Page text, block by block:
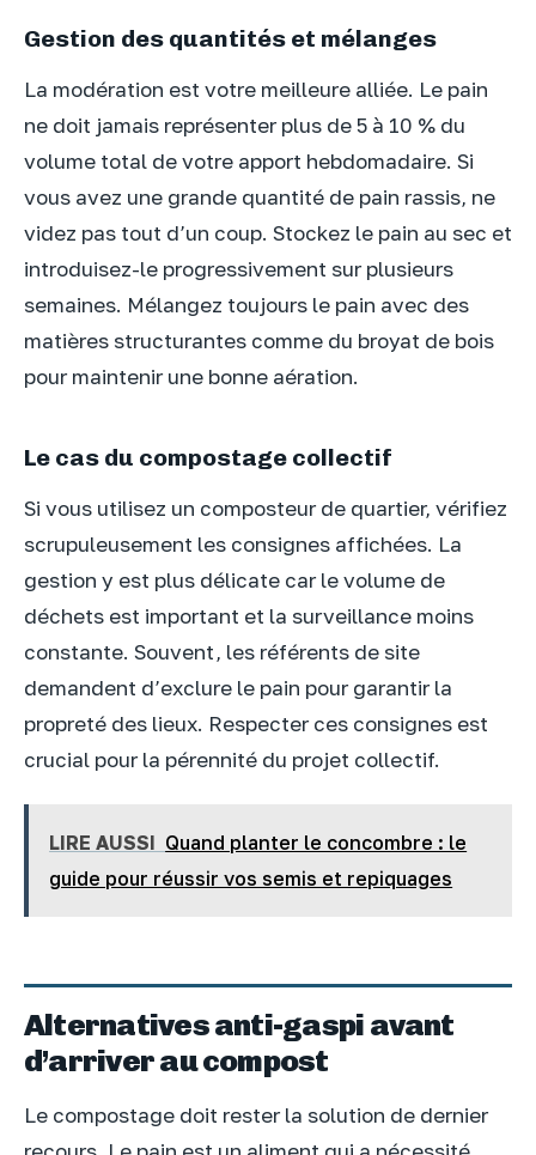
Gestion des quantités et mélanges
La modération est votre meilleure alliée. Le pain
ne doit jamais représenter plus de 5 à 10 % du
volume total de votre apport hebdomadaire. Si
vous avez une grande quantité de pain rassis, ne
videz pas tout d’un coup. Stockez le pain au sec et
introduisez-le progressivement sur plusieurs
semaines. Mélangez toujours le pain avec des
matières structurantes comme du broyat de bois
pour maintenir une bonne aération.
Le cas du compostage collectif
Si vous utilisez un composteur de quartier, vérifiez
scrupuleusement les consignes affichées. La
gestion y est plus délicate car le volume de
déchets est important et la surveillance moins
constante. Souvent, les référents de site
demandent d’exclure le pain pour garantir la
propreté des lieux. Respecter ces consignes est
crucial pour la pérennité du projet collectif.
LIRE AUSSI Quand planter le concombre : le
guide pour réussir vos semis et repiquages
Alternatives anti-gaspi avant
d’arriver au compost
Le compostage doit rester la solution de dernier